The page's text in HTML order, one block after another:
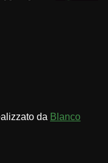
da Blanco